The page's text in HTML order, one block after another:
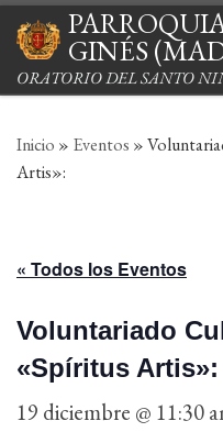
Saltar al contenido
GINÉS
ORATORIO DEL SANTO
Inicio » Eventos »
Artis»:
« Todos los Eventos
Voluntariado
«Spíritus Artis»:
19 diciembre @ 11:30